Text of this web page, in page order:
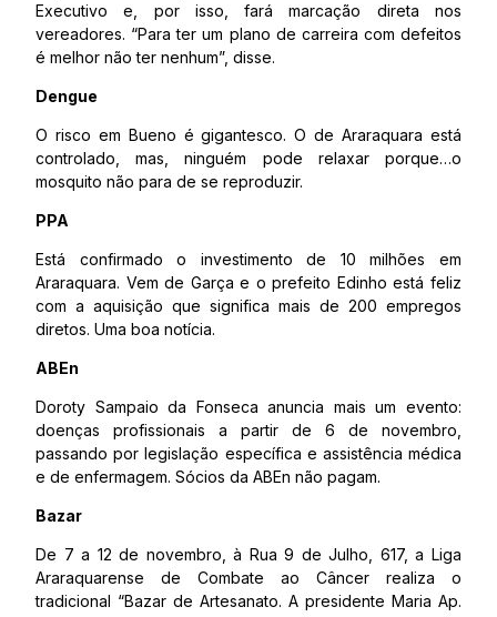
Executivo e, por isso, fará marcação direta nos
vereadores. “Para ter um plano de carreira com defeitos
é melhor não ter nenhum”, disse.
Dengue
O risco em Bueno é gigantesco. O de Araraquara está
controlado, mas, ninguém pode relaxar porque…o
mosquito não para de se reproduzir.
PPA
Está confirmado o investimento de 10 milhões em
Araraquara. Vem de Garça e o prefeito Edinho está feliz
com a aquisição que significa mais de 200 empregos
diretos. Uma boa notícia.
ABEn
Doroty Sampaio da Fonseca anuncia mais um evento:
doenças profissionais a partir de 6 de novembro,
passando por legislação específica e assistência médica
e de enfermagem. Sócios da ABEn não pagam.
Bazar
De 7 a 12 de novembro, à Rua 9 de Julho, 617, a Liga
Araraquarense de Combate ao Câncer realiza o
tradicional “Bazar de Artesanato. A presidente Maria Ap.